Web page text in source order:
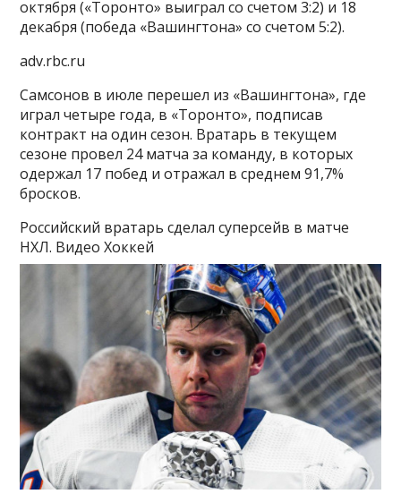
октября («Торонто» выиграл со счетом 3:2) и 18
декабря (победа «Вашингтона» со счетом 5:2).
adv.rbc.ru
Самсонов в июле перешел из «Вашингтона», где
играл четыре года, в «Торонто», подписав
контракт на один сезон. Вратарь в текущем
сезоне провел 24 матча за команду, в которых
одержал 17 побед и отражал в среднем 91,7%
бросков.
Российский вратарь сделал суперсейв в матче
НХЛ. ВидеоХоккей